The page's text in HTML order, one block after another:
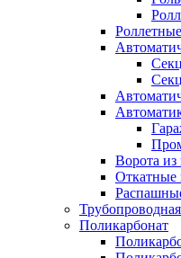
Ворота из
Откатные
Поликарбонат